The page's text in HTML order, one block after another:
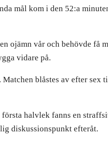
mål kom i den 52:a
ojämn vår och behövde få
vidare på.
blåstes av efter sex
halvlek fanns en
diskussionspunkt efteråt.